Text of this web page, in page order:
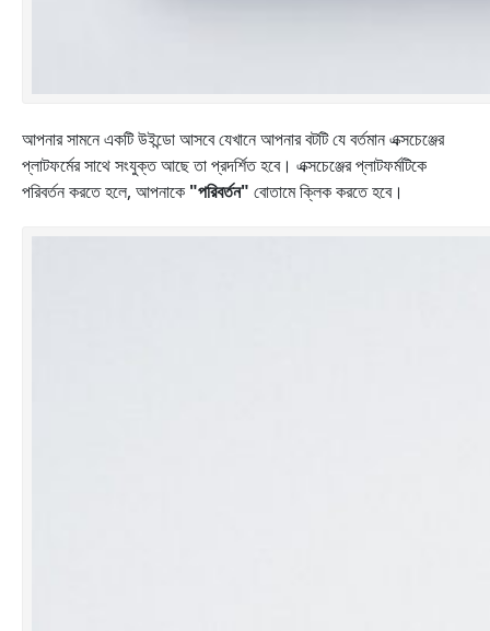
আপনার সামনে একটি উইন্ডো আসবে যেখানে আপনার বটটি যে বর্তমান এক্সচেঞ্জের
প্লাটফর্মের সাথে সংযুক্ত আছে তা প্রদর্শিত হবে। এক্সচেঞ্জের প্লাটফর্মটিকে
পরিবর্তন করতে হলে, আপনাকে "পরিবর্তন" বোতামে ক্লিক করতে হবে।